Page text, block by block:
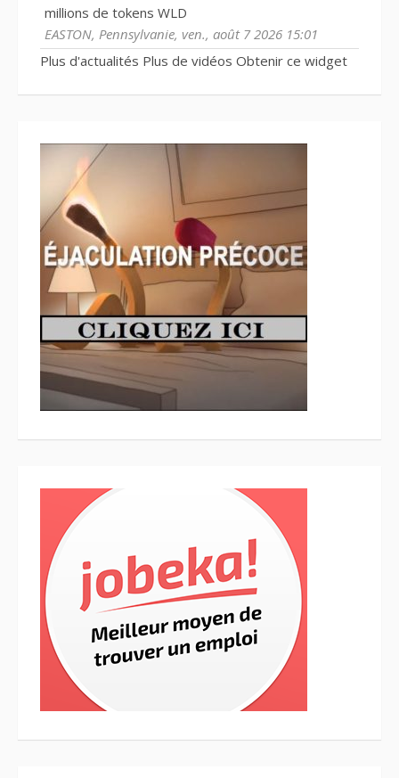
millions de tokens WLD
EASTON, Pennsylvanie, ven., août 7 2026 15:01
Plus d'actualités Plus de vidéos Obtenir ce widget